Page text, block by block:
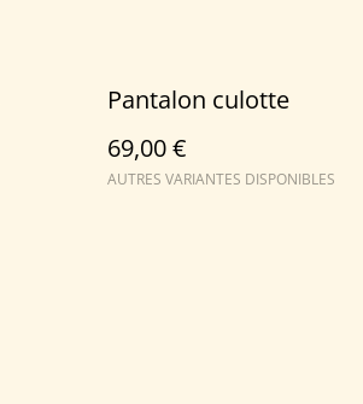
Pantalon culotte
69,00 €
AUTRES VARIANTES DISPONIBLES